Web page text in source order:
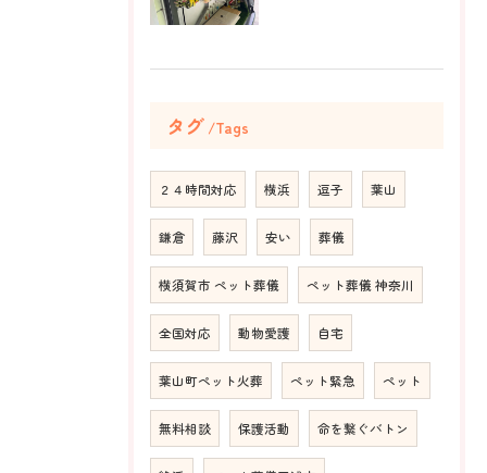
タグ Tags
２４時間対応 横浜 逗子 葉山
鎌倉 藤沢 安い 葬儀
横須賀市 ペット葬儀 ペット葬儀 神奈川
全国対応 動物愛護 自宅
葉山町ペット火葬 ペット緊急 ペット
無料相談 保護活動 命を繋ぐバトン